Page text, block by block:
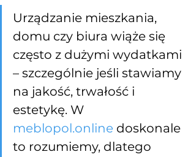
Urządzanie mieszkania,
domu czy biura wiąże się
często z dużymi wydatkami
– szczególnie jeśli stawiamy
na jakość, trwałość i
estetykę. W
meblopol.online doskonale
to rozumiemy, dlatego